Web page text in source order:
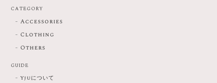
CATEGORY
Accessories
Clothing
Others
GUIDE
Yjuについて